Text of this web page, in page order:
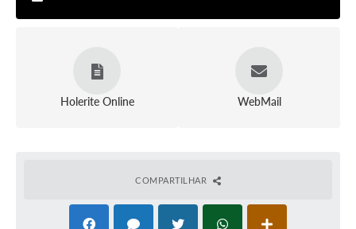
Holerite Online WebMail
COMPARTILHAR